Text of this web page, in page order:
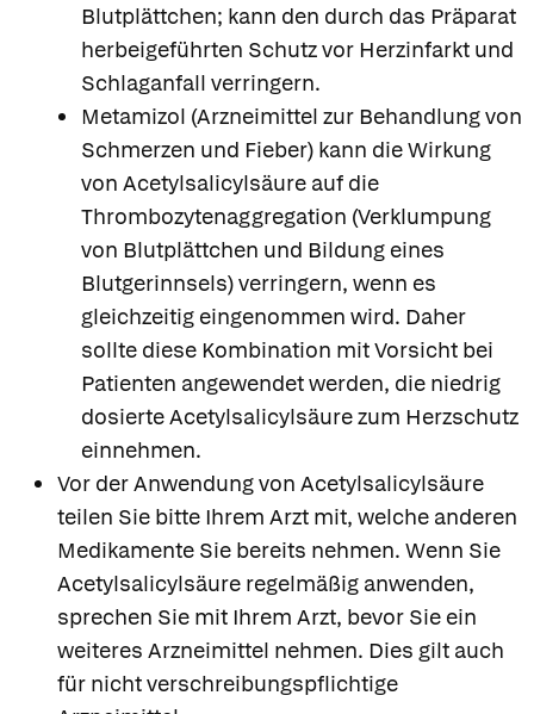
Blutplättchen; kann den durch das Präparat
herbeigeführten Schutz vor Herzinfarkt und
Schlaganfall verringern.
Metamizol (Arzneimittel zur Behandlung von
Schmerzen und Fieber) kann die Wirkung
von Acetylsalicylsäure auf die
Thrombozytenaggregation (Verklumpung
von Blutplättchen und Bildung eines
Blutgerinnsels) verringern, wenn es
gleichzeitig eingenommen wird. Daher
sollte diese Kombination mit Vorsicht bei
Patienten angewendet werden, die niedrig
dosierte Acetylsalicylsäure zum Herzschutz
einnehmen.
Vor der Anwendung von Acetylsalicylsäure
teilen Sie bitte Ihrem Arzt mit, welche anderen
Medikamente Sie bereits nehmen. Wenn Sie
Acetylsalicylsäure regelmäßig anwenden,
sprechen Sie mit Ihrem Arzt, bevor Sie ein
weiteres Arzneimittel nehmen. Dies gilt auch
für nicht verschreibungspflichtige